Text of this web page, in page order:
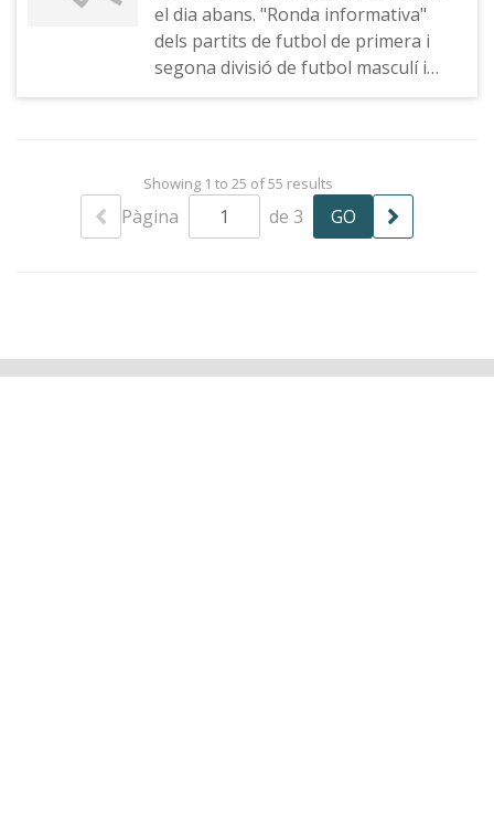
resultats
l'Oviedo
el dia abans. "Ronda informativa"
dels partits de futbol de primera i
segona divisió de futbol masculí i
horari dels partits, notícia del dia,
Showing 1 to 25 of 55 results
Pàgina de 3